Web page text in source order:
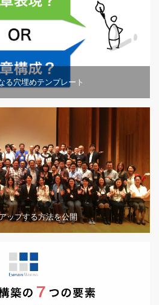
る穴埋めテンプレート
ップする方法を公開